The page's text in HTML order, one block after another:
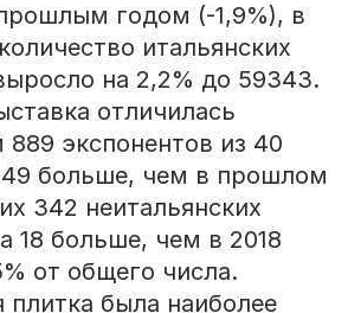
годом (-1,9%), в
итальянских
на 2,2% до 59343.
отличилась
889 экспонентов из 40
49 больше, чем в прошлом
342 неитальянских
18 больше, чем в 2018
от общего числа.
плитка была наиболее